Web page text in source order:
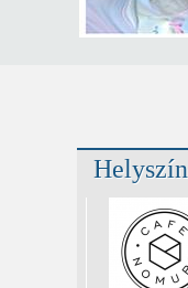
Helyszín